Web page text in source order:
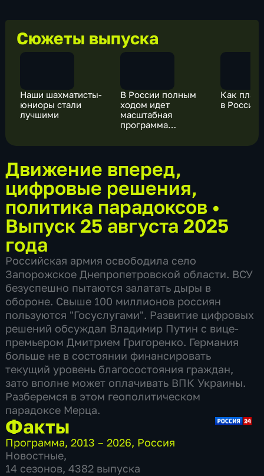
Сюжеты выпуска
Наши шахматисты-
юниоры стали
лучшими
В России полным
ходом идет
масштабная
программа
Как
в России
Движение вперед,
цифровые решения,
политика парадоксов •
Выпуск 25 августа 2025
года
Российская армия освободила село
Запорожское Днепропетровской области. ВСУ
безуспешно пытаются залатать дыры в
обороне. Свыше 100 миллионов россиян
пользуются "Госуслугами". Развитие цифровых
решений обсуждал Владимир Путин с вице-
премьером Дмитрием Григоренко. Германия
больше не в состоянии финансировать
текущий уровень благосостояния граждан,
зато вполне может оплачивать ВПК Украины.
Разберемся в этом геополитическом
парадоксе Мерца.
Факты
Программа,2013 – 2026, Россия
Новостные,
14 сезонов, 4382 выпуска